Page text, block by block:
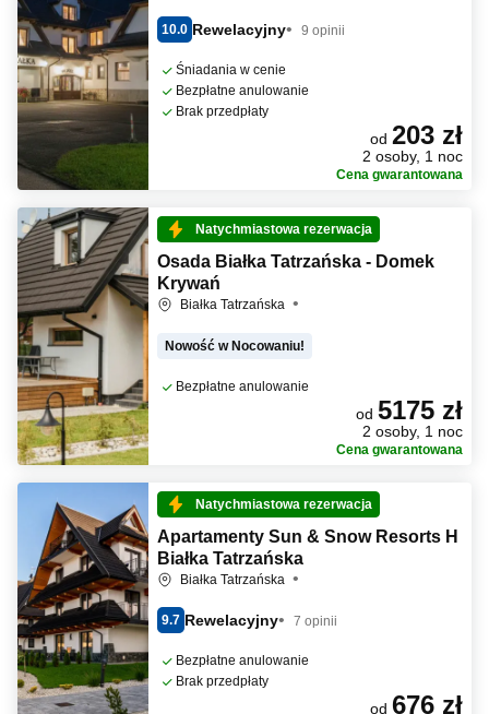
10.0 Rewelacyjny 9 opinii
Śniadania w cenie
Bezpłatne anulowanie
Brak przedpłaty
od 203 zł
2 osoby, 1 noc
Cena gwarantowana
Natychmiastowa rezerwacja
Osada Białka Tatrzańska - Domek
Krywań
Białka Tatrzańska
Nowość w Nocowaniu!
Bezpłatne anulowanie
od 5175 zł
2 osoby, 1 noc
Cena gwarantowana
Natychmiastowa rezerwacja
Apartamenty Sun & Snow Resorts H
Białka Tatrzańska
Białka Tatrzańska
9.7 Rewelacyjny 7 opinii
Bezpłatne anulowanie
Brak przedpłaty
od 676 zł